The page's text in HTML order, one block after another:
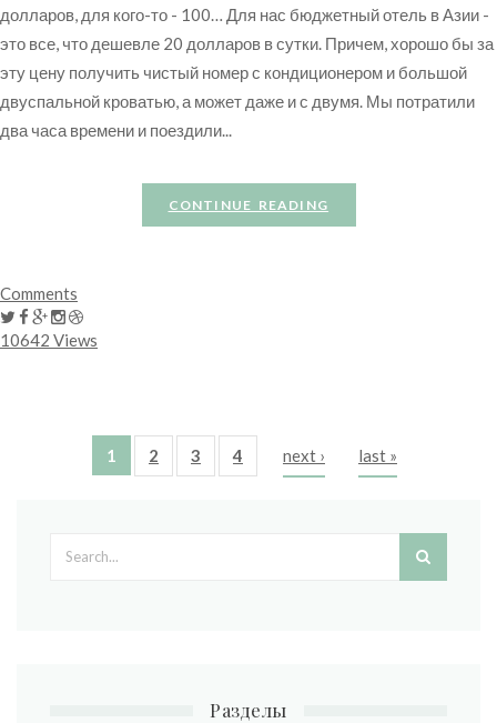
долларов, для кого-то - 100… Для нас бюджетный отель в Азии -
это все, что дешевле 20 долларов в сутки. Причем, хорошо бы за
эту цену получить чистый номер с кондиционером и большой
двуспальной кроватью, а может даже и с двумя. Мы потратили
два часа времени и поездили...
CONTINUE READING
Comments
10642 Views
1 2 3 4 next › last »
Разделы